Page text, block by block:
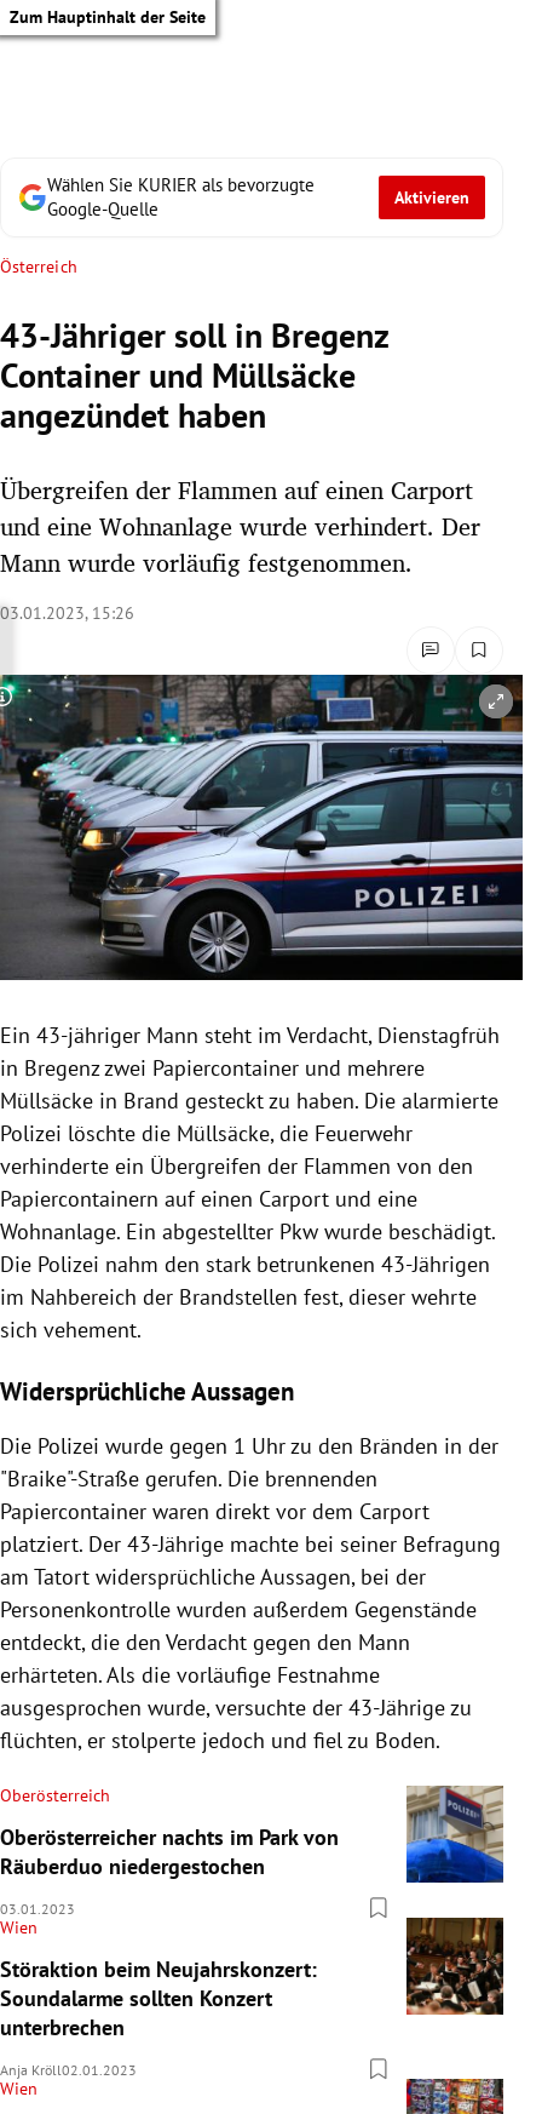
Zum Hauptinhalt der Seite
Untermenü
Untermenü
Untermenü
Untermenü
Untermenü
Untermenü
Untermenü
Untermenü
Untermenü
Untermenü
Wählen Sie KURIER als bevorzugte
Google-Quelle
Aktivieren
Österreich
43-Jähriger soll in Bregenz
Container und Müllsäcke
angezündet haben
Übergreifen der Flammen auf einen Carport
und eine Wohnanlage wurde verhindert. Der
Mann wurde vorläufig festgenommen.
03.01.2023, 15:26
Copyright-Hinweis öffnen/schließen
Ein 43-jähriger Mann steht im Verdacht, Dienstagfrüh
in Bregenz zwei Papiercontainer und mehrere
Müllsäcke in Brand gesteckt zu haben. Die alarmierte
Polizei löschte die Müllsäcke, die Feuerwehr
verhinderte ein Übergreifen der Flammen von den
Papiercontainern auf einen Carport und eine
Wohnanlage. Ein abgestellter Pkw wurde beschädigt.
Die Polizei nahm den stark betrunkenen 43-Jährigen
im Nahbereich der Brandstellen fest, dieser wehrte
sich vehement.
Widersprüchliche Aussagen
Die Polizei wurde gegen 1 Uhr zu den Bränden in der
"Braike"-Straße gerufen. Die brennenden
Papiercontainer waren direkt vor dem Carport
platziert. Der 43-Jährige machte bei seiner Befragung
am Tatort widersprüchliche Aussagen, bei der
Personenkontrolle wurden außerdem Gegenstände
entdeckt, die den Verdacht gegen den Mann
erhärteten. Als die vorläufige Festnahme
ausgesprochen wurde, versuchte der 43-Jährige zu
flüchten, er stolperte jedoch und fiel zu Boden.
Oberösterreich
Oberösterreicher nachts im Park von
Räuberduo niedergestochen
03.01.2023
Wien
Störaktion beim Neujahrskonzert:
Soundalarme sollten Konzert
unterbrechen
Anja Kröll02.01.2023
Wien